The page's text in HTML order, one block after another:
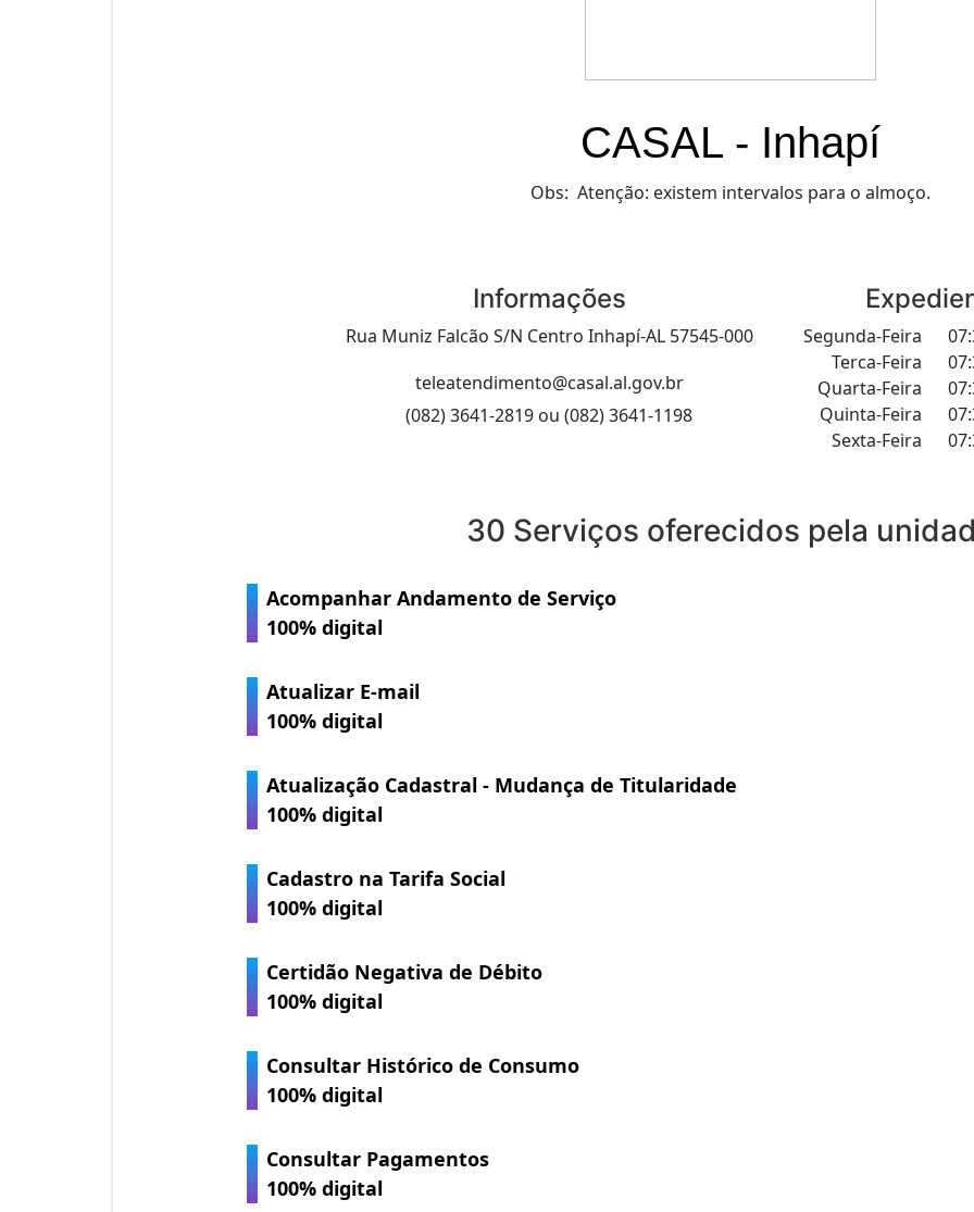
CASAL - Inhapí
Obs: Atenção: existem intervalos para o almoço.
Informações
Rua Muniz Falcão S/N Centro Inhapí-AL 57545-000
teleatendimento@casal.al.gov.br
(082) 3641-2819 ou (082) 3641-1198
Segunda-Feira
Terca-Feira
Quarta-Feira
Quinta-Feira
Sexta-Feira
30 Serviços oferecidos pela
Acompanhar Andamento de Serviço
100% digital
Atualizar E-mail
100% digital
Atualização Cadastral - Mudança de Titularidade
100% digital
Cadastro na Tarifa Social
100% digital
Certidão Negativa de Débito
100% digital
Consultar Histórico de Consumo
100% digital
Consultar Pagamentos
100% digital